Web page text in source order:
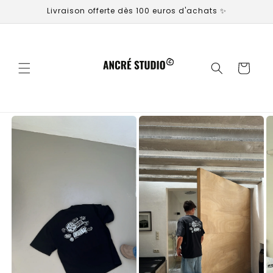
passer
au
Livraison offerte dès 100 euros d'achats ✨
Panier
Passer aux
informations